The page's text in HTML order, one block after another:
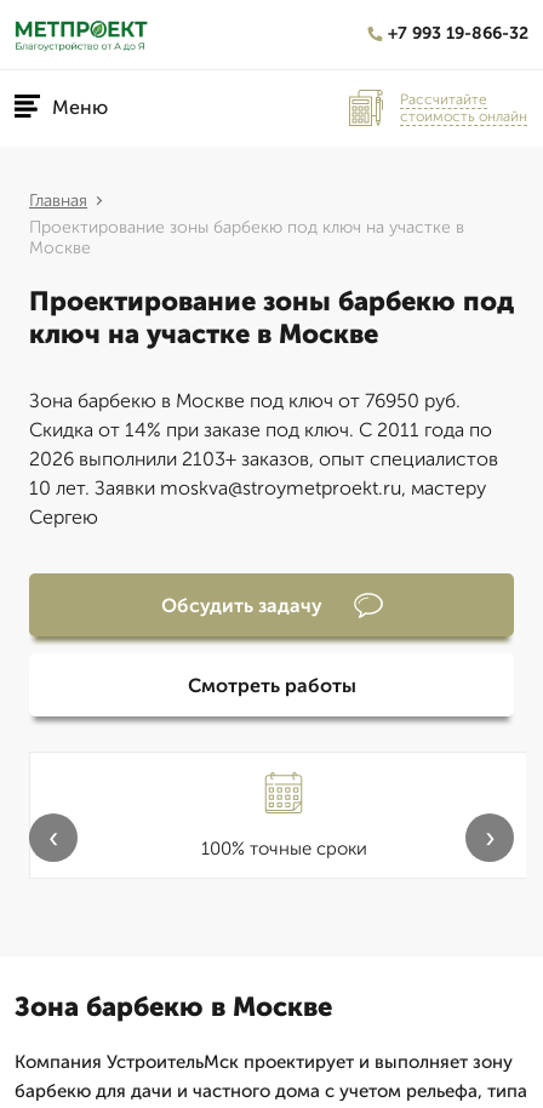
+7 993 19-866-32
Меню
Рассчитайте
стоимость онлайн
Главная
Проектирование зоны барбекю под ключ на участке в
Москве
Проектирование зоны барбекю под
ключ на участке в Москве
Зона барбекю в Москве под ключ от 76950 руб.
Скидка от 14% при заказе под ключ. С 2011 года по
2026 выполнили 2103+ заказов, опыт специалистов
10 лет. Заявки moskva@stroymetproekt.ru, мастеру
Сергею
Обсудить задачу
Смотреть работы
100% точные сроки
‹ ›
Зона барбекю в Москве
Компания УстроительМск проектирует и выполняет зону
барбекю для дачи и частного дома с учетом рельефа, типа